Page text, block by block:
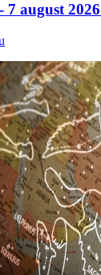
7 august